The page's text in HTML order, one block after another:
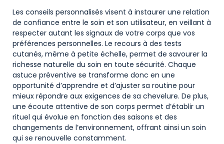
Les conseils personnalisés visent à instaurer une relation
de confiance entre le soin et son utilisateur, en veillant à
respecter autant les signaux de votre corps que vos
préférences personnelles. Le recours à des tests
cutanés, même à petite échelle, permet de savourer la
richesse naturelle du soin en toute sécurité. Chaque
astuce préventive se transforme donc en une
opportunité d’apprendre et d’ajuster sa routine pour
mieux répondre aux exigences de sa chevelure. De plus,
une écoute attentive de son corps permet d’établir un
rituel qui évolue en fonction des saisons et des
changements de l’environnement, offrant ainsi un soin
qui se renouvelle constamment.